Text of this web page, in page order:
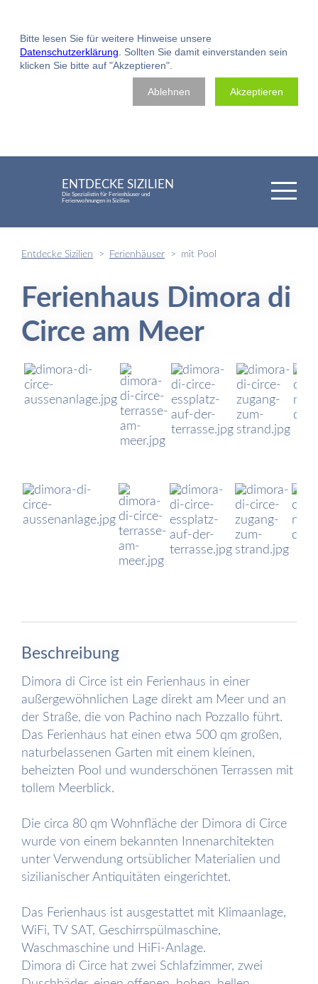
ENTDECKE SIZILIEN
Die Spezialistin für Ferienhäuser und
Ferienwohnungen in Sizilien
Entdecke Sizilien Ferienhäuser mit Pool
Ferienhaus Dimora di
Circe am Meer
Beschreibung
Dimora di Circe ist ein Ferienhaus in einer
außergewöhnlichen Lage direkt am Meer und an
der Straße, die von Pachino nach Pozzallo führt.
Das Ferienhaus hat einen etwa 500 qm großen,
naturbelassenen Garten mit einem kleinen,
beheizten Pool und wunderschönen Terrassen mit
tollem Meerblick.
Die circa 80 qm Wohnfläche der Dimora di Circe
wurde von einem bekannten Innenarchitekten
unter Verwendung ortsüblicher Materialien und
sizilianischer Antiquitäten eingerichtet.
Das Ferienhaus ist ausgestattet mit Klimaanlage,
WiFi, TV SAT, Geschirrspülmaschine,
Waschmaschine und HiFi-Anlage.
Dimora di Circe hat zwei Schlafzimmer, zwei
Bitte lesen Sie für weitere Hinweise unsere
Datenschutzerklärung . Sollten Sie damit einverstanden sein
klicken Sie bitte auf "Akzeptieren".
Ablehnen Akzeptieren